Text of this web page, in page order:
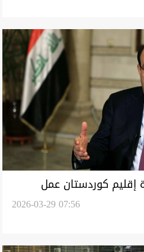
كوردستان عمل
2026-03-29 07:56